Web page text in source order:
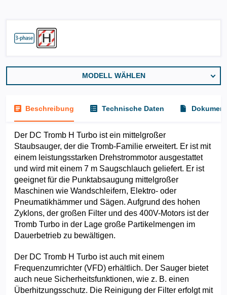
MODELL WÄHLEN
Beschreibung Technische Daten
Der DC Tromb H Turbo ist ein mittelgroßer
Staubsauger, der die Tromb-Familie erweitert. Er ist mit
einem leistungsstarken Drehstrommotor ausgestattet
und wird mit einem 7 m Saugschlauch geliefert. Er ist
geeignet für die Punktabsaugung mittelgroßer
Maschinen wie Wandschleifern, Elektro- oder
Pneumatikhämmer und Sägen. Aufgrund des hohen
Zyklons, der großen Filter und des 400V-Motors ist der
Tromb Turbo in der Lage große Partikelmengen im
Dauerbetrieb zu bewältigen.
Der DC Tromb H Turbo ist auch mit einem
Frequenzumrichter (VFD) erhältlich. Der Sauger bietet
auch neue Sicherheitsfunktionen, wie z. B. einen
Überhitzungsschutz. Die Reinigung der Filter erfolgt mit